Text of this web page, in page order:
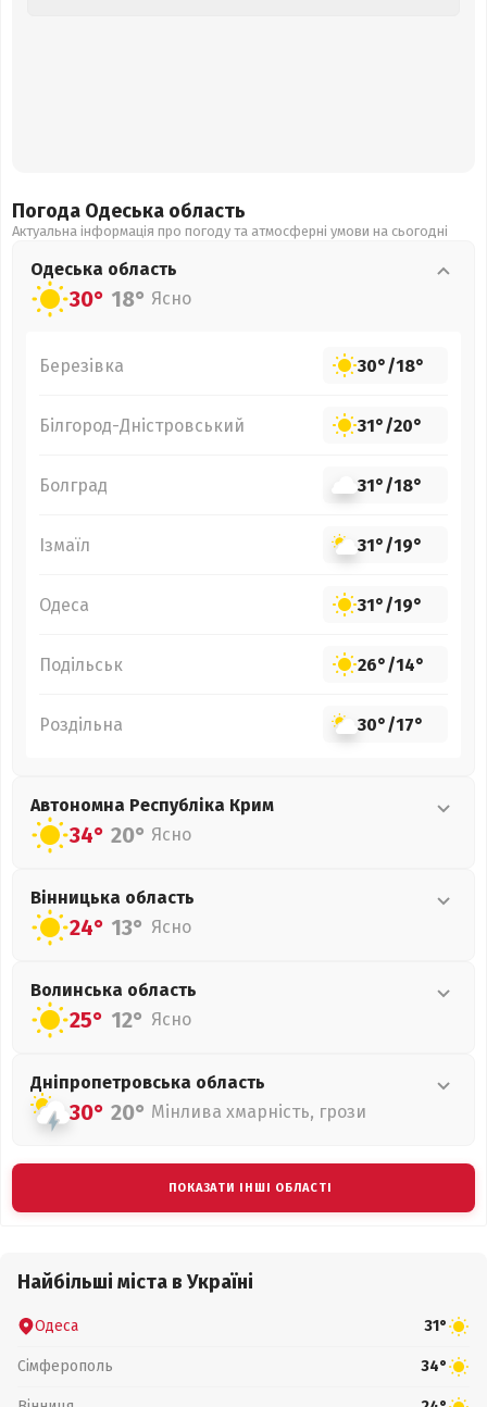
Погода Одеська область
Актуальна інформація про погоду та атмосферні умови на сьогодні
Одеська область
30° 18° Ясно
Березівка 30°/18°
Білгород-Дністровський 31°/20°
Болград 31°/18°
Ізмаїл 31°/19°
Одеса 31°/19°
Подільськ 26°/14°
Роздільна 30°/17°
Автономна Республіка Крим
34° 20° Ясно
Вінницька область
24° 13° Ясно
Волинська область
25° 12° Ясно
Дніпропетровська область
30° 20° Мінлива хмарність, грози
ПОКАЗАТИ ІНШІ ОБЛАСТІ
Найбільші міста в Україні
Одеса 31°
Сімферополь 34°